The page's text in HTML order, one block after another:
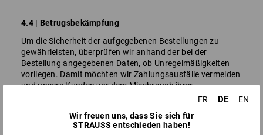
4.4 | Betrugsbekämpfung
Um die Sicherheit der aufgegebenen Bestellungen zu
gewährleisten, überprüfen wir anhand der bei der
Bestellung angegebenen Daten, ob Unregelmäßigkeiten
vorliegen. Damit möchten wir Zahlungsausfälle vermeiden
und unsere Kunden vor dem Missbrauch ihrer
personenbezogenen Daten schützen. Darüber hinaus
Zahlungen nutzen, um unsere Systeme zur
Betrugserkennung zu optimieren. Rechtsgrundlage ist
FR DE
EN
Wir freuen uns, dass Sie sich für
STRAUSS entschieden haben!